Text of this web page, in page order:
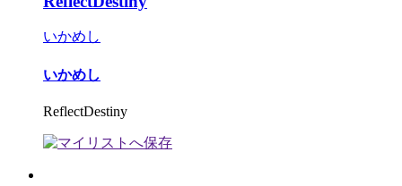
いかめし
いかめし
ReflectDestiny